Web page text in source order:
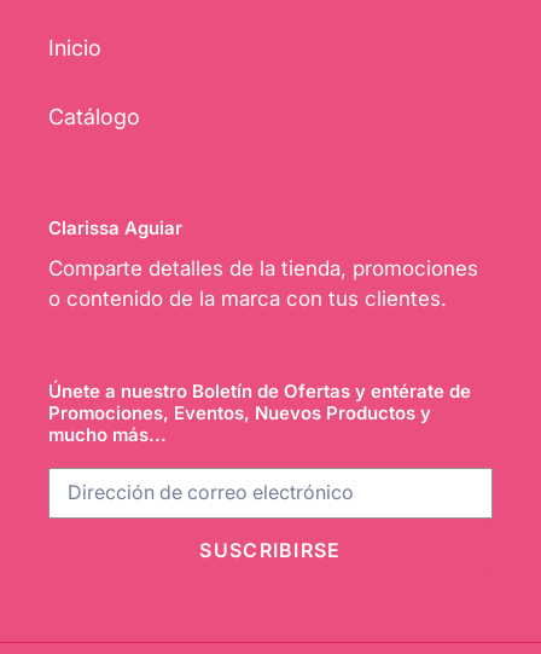
Inicio
Catálogo
Clarissa Aguiar
Comparte detalles de la tienda, promociones
o contenido de la marca con tus clientes.
Únete a nuestro Boletín de Ofertas y entérate de
Promociones, Eventos, Nuevos Productos y
mucho más...
SUSCRIBIRSE